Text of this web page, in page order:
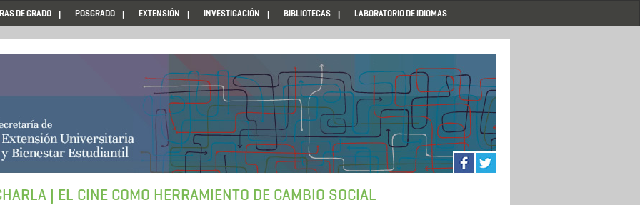
DE GRADO POSGRADO EXTENSIÓN INVESTIGACIÓN BIBLIOTECAS LABORATORIO DE IDIOMAS
| EL CINE COMO HERRAMIENTO DE CAMBIO SOCIAL